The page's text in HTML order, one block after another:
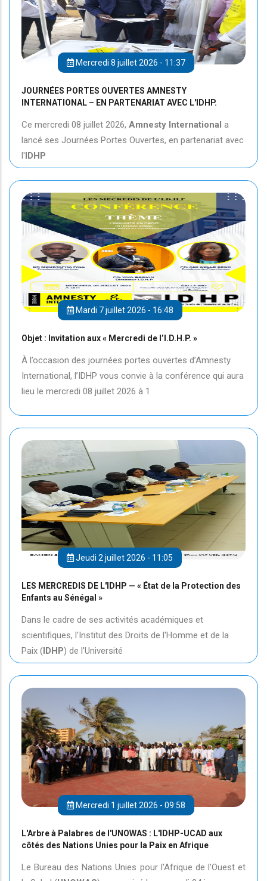
Mercredi 8 juillet 2026 - 11:37
JOURNÉES PORTES OUVERTES AMNESTY
INTERNATIONAL – EN PARTENARIAT AVEC L'IDHP.
Ce mercredi 08 juillet 2026, Amnesty International a
lancé ses Journées Portes Ouvertes, en partenariat avec
l'IDHP
Mardi 7 juillet 2026 - 16:48
Objet : Invitation aux « Mercredi de l’I.D.H.P. »
À l’occasion des journées portes ouvertes d’Amnesty
International, l’IDHP vous convie à la conférence qui aura
lieu le mercredi 08 juillet 2026 à 1
Jeudi 2 juillet 2026 - 11:05
LES MERCREDIS DE L'IDHP — « État de la Protection des
Enfants au Sénégal »
Dans le cadre de ses activités académiques et
scientifiques, l'Institut des Droits de l'Homme et de la
Paix (IDHP) de l'Université
Mercredi 1 juillet 2026 - 09:58
L'Arbre à Palabres de l'UNOWAS : L'IDHP-UCAD aux
côtés des Nations Unies pour la Paix en Afrique
Le Bureau des Nations Unies pour l'Afrique de l'Ouest et